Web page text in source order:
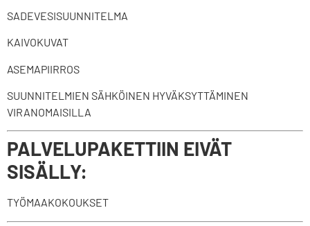
SADEVESISUUNNITELMA
KAIVOKUVAT
ASEMAPIIRROS
SUUNNITELMIEN SÄHKÖINEN HYVÄKSYTTÄMINEN
VIRANOMAISILLA
PALVELUPAKETTIIN EIVÄT
SISÄLLY:
TYÖMAAKOKOUKSET